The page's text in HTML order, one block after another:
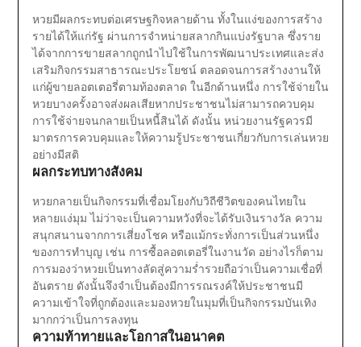
หวยมีผลกระทบต่อเศรษฐกิจหลายด้าน ทั้งในแง่ของการสร้าง
รายได้ให้แก่รัฐ ผ่านการจำหน่ายสลากกินแบ่งรัฐบาล ซึ่งราย
ได้จากการขายสลากถูกนำไปใช้ในการพัฒนาประเทศและส่ง
เสริมกิจกรรมสาธารณะประโยชน์ ตลอดจนการสร้างงานให้
แก่ผู้ขายลอตเตอรี่ตามท้องตลาด ในอีกด้านหนึ่ง การใช้จ่ายใน
หวยบางครั้งอาจส่งผลเสียหากประชาชนไม่สามารถควบคุม
การใช้จ่ายจนกลายเป็นหนี้สินได้ ดังนั้น หน่วยงานรัฐควรมี
มาตรการควบคุมและให้ความรู้ประชาชนเกี่ยวกับการเล่นหวย
อย่างมีสติ
ผลกระทบทางสังคม
หวยกลายเป็นกิจกรรมที่เชื่อมโยงกับวิถีชีวิตของคนไทยใน
หลายแง่มุม ไม่ว่าจะเป็นความหวังที่จะได้รับเงินรางวัล ความ
สนุกสนานจากการเสี่ยงโชค หรือแม้กระทั่งการเป็นส่วนหนึ่ง
ของการทำบุญ เช่น การซื้อลอตเตอรี่ในงานวัด อย่างไรก็ตาม
การมองว่าหวยเป็นทางลัดสู่ความร่ำรวยถือว่าเป็นความเชื่อที่
อันตราย ดังนั้นจึงจำเป็นต้องมีการรณรงค์ให้ประชาชนมี
ความเข้าใจที่ถูกต้องและมองหวยในมุมที่เป็นกิจกรรมบันเทิง
มากกว่าเป็นการลงทุน
ความท้าทายและโอกาสในอนาคต